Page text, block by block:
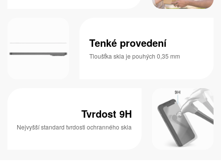
Tenké provedení
Tloušťka skla je pouhých 0,35 mm
Tvrdost 9H
Nejvyšší standard tvrdosti ochranného skla